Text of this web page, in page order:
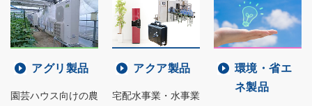
アグリ製品
園芸ハウス向けの農
アクア製品
宅配水事業・水事業
環境・省エ
ネ製品